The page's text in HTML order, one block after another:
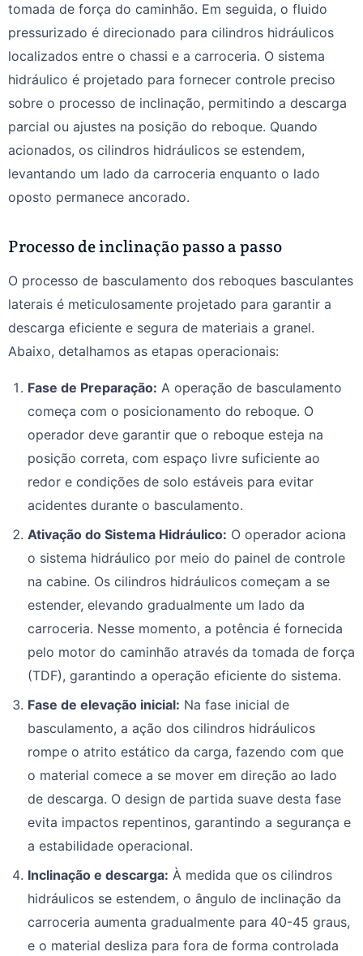
tomada de força do caminhão. Em seguida, o fluido
pressurizado é direcionado para cilindros hidráulicos
localizados entre o chassi e a carroceria. O sistema
hidráulico é projetado para fornecer controle preciso
sobre o processo de inclinação, permitindo a descarga
parcial ou ajustes na posição do reboque. Quando
acionados, os cilindros hidráulicos se estendem,
levantando um lado da carroceria enquanto o lado
oposto permanece ancorado.
Processo de inclinação passo a passo
O processo de basculamento dos reboques basculantes
laterais é meticulosamente projetado para garantir a
descarga eficiente e segura de materiais a granel.
Abaixo, detalhamos as etapas operacionais:
Fase de Preparação: A operação de basculamento
começa com o posicionamento do reboque. O
operador deve garantir que o reboque esteja na
posição correta, com espaço livre suficiente ao
redor e condições de solo estáveis para evitar
acidentes durante o basculamento.
Ativação do Sistema Hidráulico: O operador aciona
o sistema hidráulico por meio do painel de controle
na cabine. Os cilindros hidráulicos começam a se
estender, elevando gradualmente um lado da
carroceria. Nesse momento, a potência é fornecida
pelo motor do caminhão através da tomada de força
(TDF), garantindo a operação eficiente do sistema.
Fase de elevação inicial: Na fase inicial de
basculamento, a ação dos cilindros hidráulicos
rompe o atrito estático da carga, fazendo com que
o material comece a se mover em direção ao lado
de descarga. O design de partida suave desta fase
evita impactos repentinos, garantindo a segurança e
a estabilidade operacional.
Inclinação e descarga: À medida que os cilindros
hidráulicos se estendem, o ângulo de inclinação da
carroceria aumenta gradualmente para 40-45 graus,
e o material desliza para fora de forma controlada